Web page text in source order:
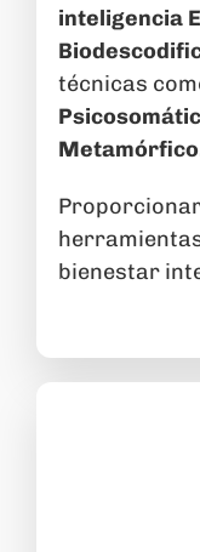
inteligencia
técnicas
bienestar